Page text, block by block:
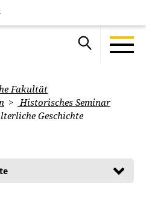
Fakultät
Historisches Seminar
Geschichte